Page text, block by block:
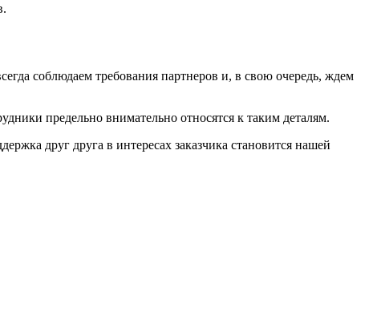
соблюдаем требования партнеров и, в свою очередь, ждем
предельно внимательно относятся к таким деталям.
друг друга в интересах заказчика становится нашей